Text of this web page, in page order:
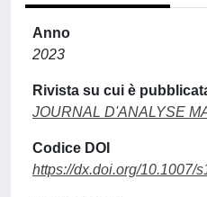
Anno
2023
Rivista su cui è
JOURNAL D'ANALYSE
Codice DOI
https://dx.doi.org/10.1007/